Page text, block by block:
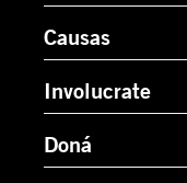
Causas
Involucrate
Doná